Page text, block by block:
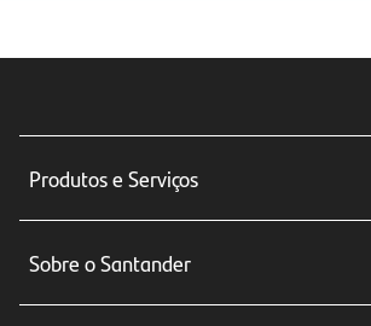
Produtos e Serviços
Sobre o Santander